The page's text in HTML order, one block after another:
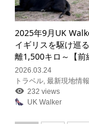
2025年9月UK
イギリスを駆け巡
離1,500キロ～【前
2026.03.24
トラベル, 最新現地情報
232 views
UK Walker